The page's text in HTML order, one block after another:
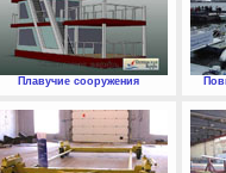
Плавучие сооружения